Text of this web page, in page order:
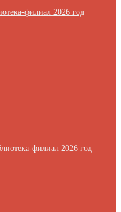
филиал 2026 год
филиал 2026 год